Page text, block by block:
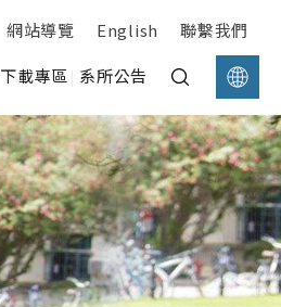
網站導覽 English
聯繫我們
下載專區 系所公告